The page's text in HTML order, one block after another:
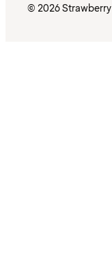
© 2026 Strawberry